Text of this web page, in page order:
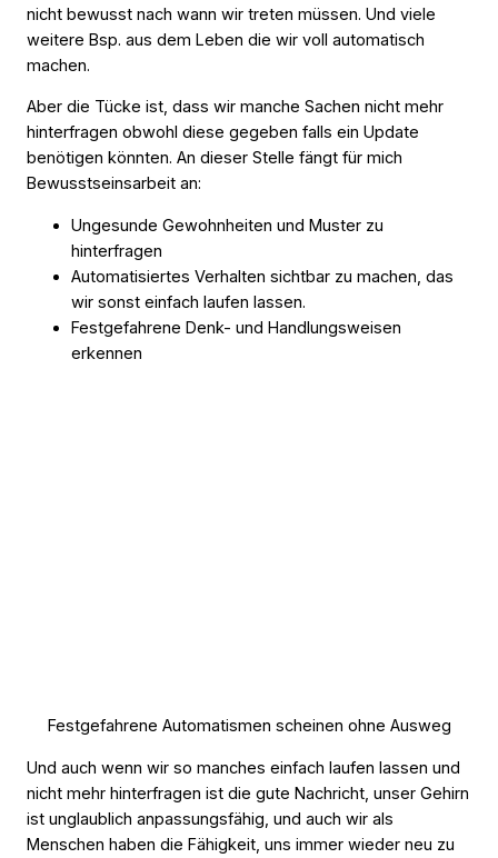
nicht bewusst nach wann wir treten müssen. Und viele
weitere Bsp. aus dem Leben die wir voll automatisch
machen.
Aber die Tücke ist, dass wir manche Sachen nicht mehr
hinterfragen obwohl diese gegeben falls ein Update
benötigen könnten. An dieser Stelle fängt für mich
Bewusstseinsarbeit an:
Ungesunde Gewohnheiten und Muster zu
hinterfragen
Automatisiertes Verhalten sichtbar zu machen, das
wir sonst einfach laufen lassen.
Festgefahrene Denk- und Handlungsweisen
erkennen
Festgefahrene Automatismen scheinen ohne Ausweg
Und auch wenn wir so manches einfach laufen lassen und
nicht mehr hinterfragen ist die gute Nachricht, unser Gehirn
ist unglaublich anpassungsfähig, und auch wir als
Menschen haben die Fähigkeit, uns immer wieder neu zu